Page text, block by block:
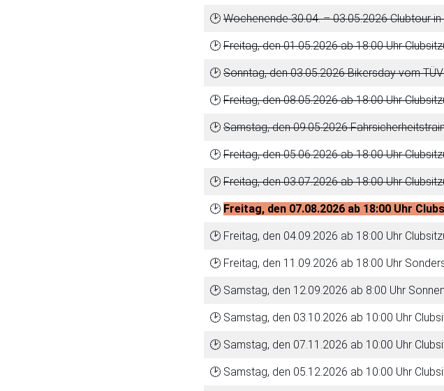
🕑 Wochenende 30.04. – 03.05.2026 Clubtour
🕑 Freitag, den 01.05.2026 ab 18:00 Uhr
🕑 Sonntag, den 03.05.2026 Bikersday vom
🕑 Freitag, den 08.05.2026 ab 18:00 Uhr
🕑 Samstag, den 09.05.2026
🕑 Freitag, den 05.06.2026 ab 18:00 Uhr
🕑 Freitag, den 03.07.2026 ab 18:00 Uhr
🕑 Freitag, den 07.08.2026 ab 18:00 Uhr
🕑 Freitag, den 04.09.2026 ab 18:00 Uhr
🕑 Freitag, den 11.09.2026 ab 18:00 Uhr
🕑 Samstag, den 12.09.2026 ab 8:00 Uhr
🕑 Samstag, den 03.10.2026 ab 10:00 Uhr
🕑 Samstag, den 07.11.2026 ab 10:00 Uhr
🕑 Samstag, den 05.12.2026 ab 10:00 Uhr